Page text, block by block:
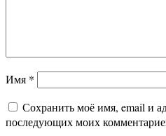
Имя *
Сохранить моё имя, email и
последующих моих